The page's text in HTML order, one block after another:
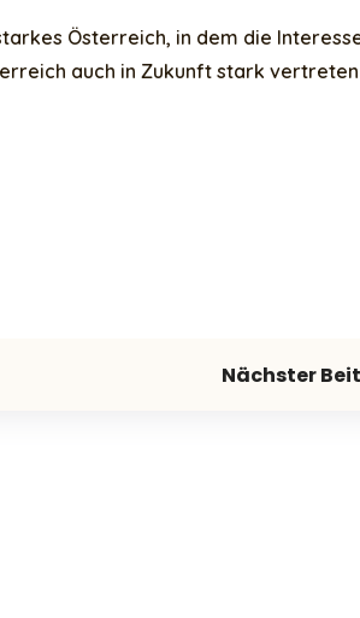
Österreich, in dem die
auch in Zukunft stark vertreten
Nächster